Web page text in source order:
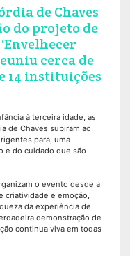
de Chaves
do projeto de
cerca de
14 instituições
à terceira idade, as
de Chaves subiram ao
para, uma
e do cuidado que são
o evento desde a
e emoção,
da experiência de
demonstração de
continua viva em todas